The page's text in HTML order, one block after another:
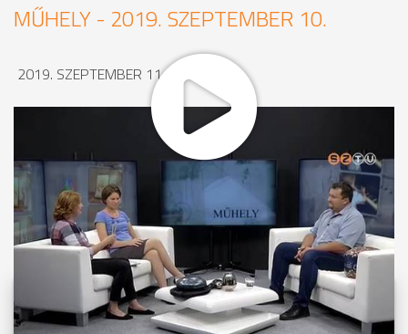
MŰHELY - 2019. SZEPTEMBER 10.
2019. SZEPTEMBER 11., 14:52
MEGOSZTÁS
Videóink megtekinthetőek
Youtube-csatornánkon is!